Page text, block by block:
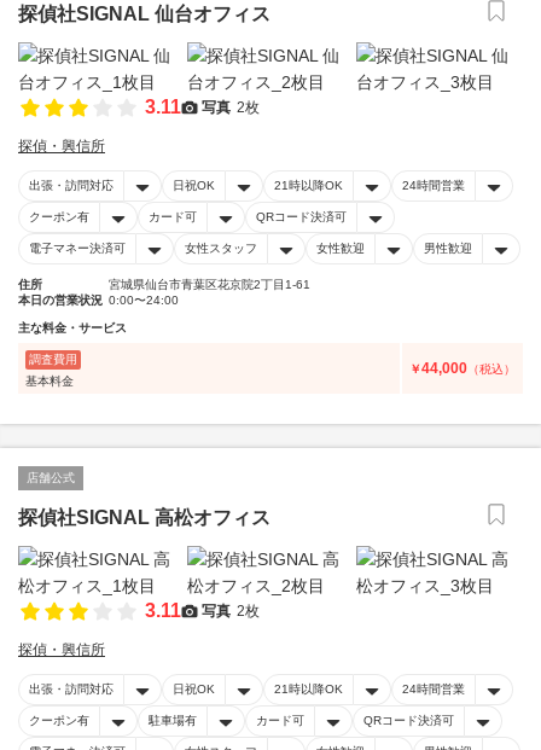
探偵社SIGNAL 仙台オフィス
3.11 写真 2枚
探偵・興信所
出張・訪問対応 日祝OK 21時以降OK 24時間営業
クーポン有 カード可 QRコード決済可
電子マネー決済可 女性スタッフ 女性歓迎 男性歓迎
住所
宮城県仙台市青葉区花京院2丁目1-61
本日の営業状況 0:00〜24:00
主な料金・サービス
調査費用
基本料金
￥44,000 （税込）
店舗公式
探偵社SIGNAL 高松オフィス
3.11 写真 2枚
探偵・興信所
出張・訪問対応 日祝OK 21時以降OK 24時間営業
クーポン有 駐車場有 カード可 QRコード決済可